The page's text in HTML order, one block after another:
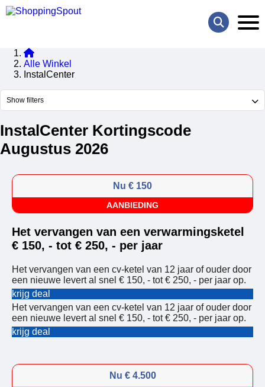
Alle Winkel
InstalCenter
Show filters
InstalCenter Kortingscode
Augustus 2026
Nu € 150
AANBIEDING
Het vervangen van een verwarmingsketel
€ 150, - tot € 250, - per jaar
Het vervangen van een cv-ketel van 12 jaar of ouder door
een nieuwe levert al snel € 150, - tot € 250, - per jaar op.
krijg deal
Het vervangen van een cv-ketel van 12 jaar of ouder door
een nieuwe levert al snel € 150, - tot € 250, - per jaar op.
krijg deal
Nu € 4.500